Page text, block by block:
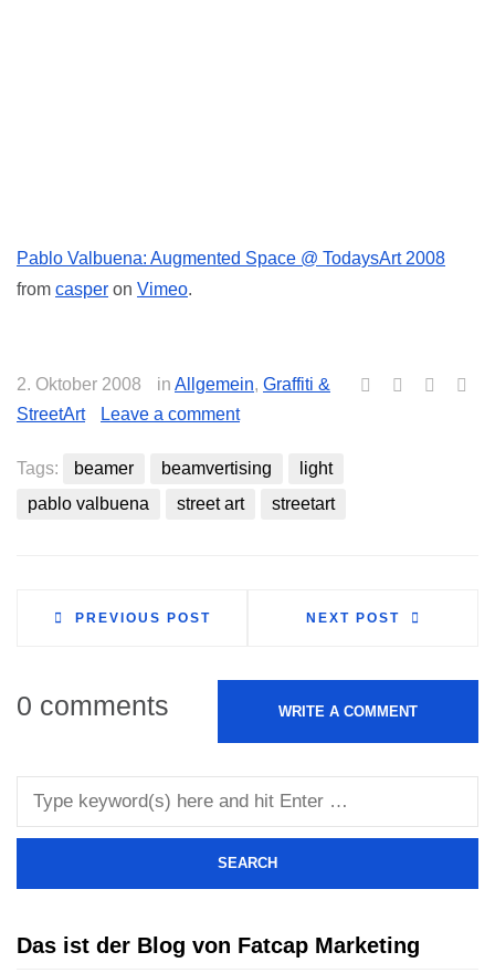
Pablo Valbuena: Augmented Space @ TodaysArt 2008
from casper on Vimeo.
2. Oktober 2008 in Allgemein, Graffiti &
StreetArt
Leave a comment
Tags: beamer beamvertising
light
pablo valbuena
street art streetart
PREVIOUS POST NEXT POST
0 comments WRITE A COMMENT
Das ist der Blog von Fatcap Marketing